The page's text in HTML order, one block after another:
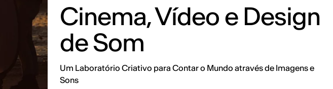
Cinema, Vídeo e Design
de Som
Um Laboratório Criativo para Contar o Mundo através de Imagens e
Sons